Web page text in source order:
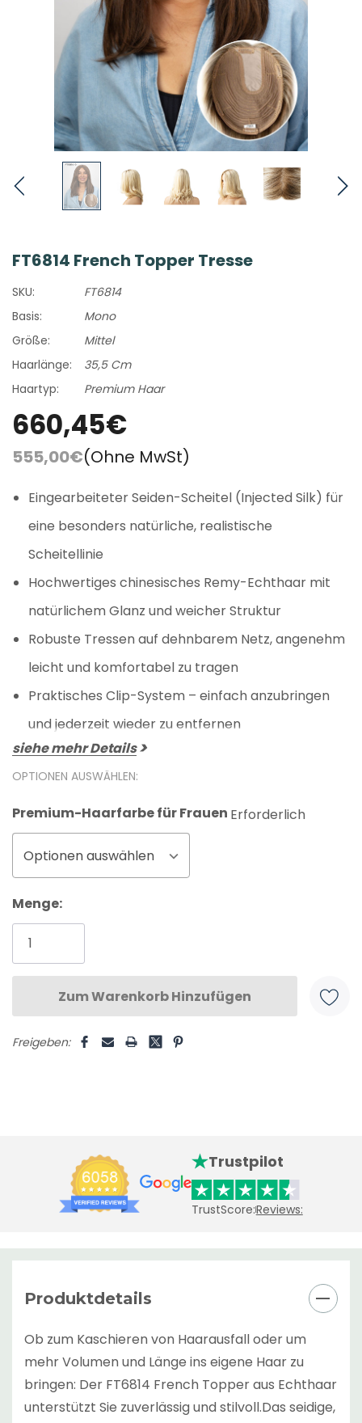
FT6814 French Topper Tresse
SKU:
FT6814
Basis:
Mono
Größe:
Mittel
Haarlänge:
35,5 Cm
Haartyp:
Premium Haar
660,45€
555,00€(Ohne MwSt)
Eingearbeiteter Seiden-Scheitel (Injected Silk) für
eine besonders natürliche, realistische
Scheitellinie
Hochwertiges chinesisches Remy-Echthaar mit
natürlichem Glanz und weicher Struktur
Robuste Tressen auf dehnbarem Netz, angenehm
leicht und komfortabel zu tragen
Praktisches Clip-System – einfach anzubringen
und jederzeit wieder zu entfernen
siehe mehr Details
OPTIONEN AUSWÄHLEN:
Premium-Haarfarbe für Frauen Erforderlich
Optionen auswählen
Aktueller
Lagerbestand:
Menge:
Freigeben:
Trustpilot
TrustScore:Reviews:
Produktdetails
Ob zum Kaschieren von Haarausfall oder um
mehr Volumen und Länge ins eigene Haar zu
bringen: Der FT6814 French Topper aus Echthaar
unterstützt Sie zuverlässig und stilvoll.Das seidige,